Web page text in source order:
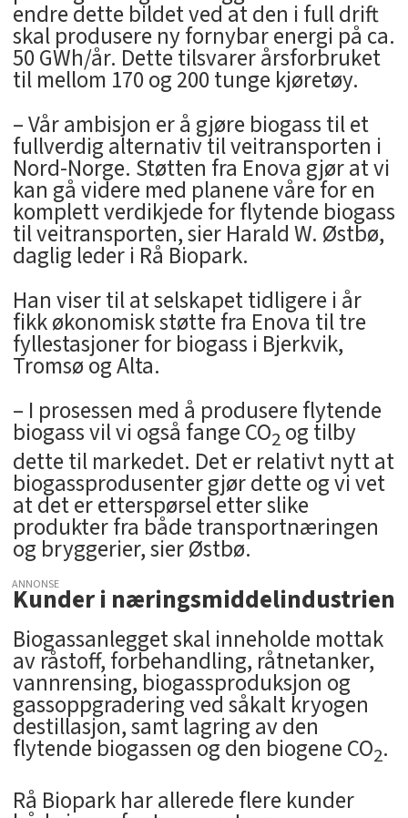
endre dette bildet ved at den i full drift
skal produsere ny fornybar energi på ca.
50 GWh/år. Dette tilsvarer årsforbruket
til mellom 170 og 200 tunge kjøretøy.
– Vår ambisjon er å gjøre biogass til et
fullverdig alternativ til veitransporten i
Nord-Norge. Støtten fra Enova gjør at vi
kan gå videre med planene våre for en
komplett verdikjede for flytende biogass
til veitransporten, sier Harald W. Østbø,
daglig leder i Rå Biopark.
Han viser til at selskapet tidligere i år
fikk økonomisk støtte fra Enova til tre
fyllestasjoner for biogass i Bjerkvik,
Tromsø og Alta.
– I prosessen med å produsere flytende
biogass vil vi også fange CO2 og tilby
dette til markedet. Det er relativt nytt at
biogassprodusenter gjør dette og vi vet
at det er etterspørsel etter slike
produkter fra både transportnæringen
og bryggerier, sier Østbø.
ANNONSE
Kunder i næringsmiddelindustrien
Biogassanlegget skal inneholde mottak
av råstoff, forbehandling, råtnetanker,
vannrensing, biogassproduksjon og
gassoppgradering ved såkalt kryogen
destillasjon, samt lagring av den
flytende biogassen og den biogene CO2.
Rå Biopark har allerede flere kunder